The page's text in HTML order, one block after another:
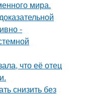
мира.
-
что её отец
снизить без